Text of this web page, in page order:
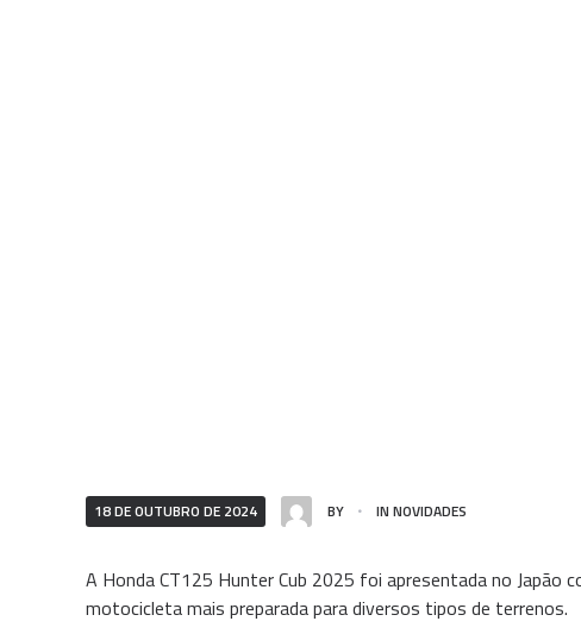
18 DE OUTUBRO DE 2024 BY INNOVIDADES
A Honda CT125 Hunter Cub 2025 foi apresentada no Japão
motocicleta mais preparada para diversos tipos de terrenos.